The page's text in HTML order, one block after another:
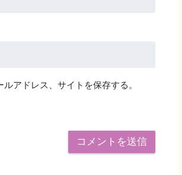
アドレス、サイトを保存する。